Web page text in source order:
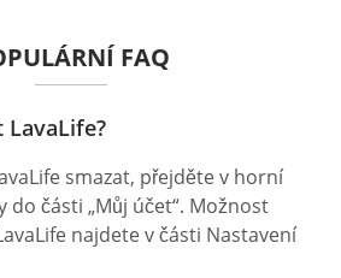
FAQ
smazat, přejděte v horní
do části „Můj účet“. Možnost
najdete v části Nastavení